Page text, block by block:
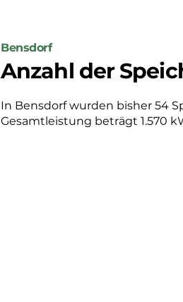
Bensdorf
Anzahl der
In Bensdorf wurden bisher 54
Gesamtleistung beträgt 1.570